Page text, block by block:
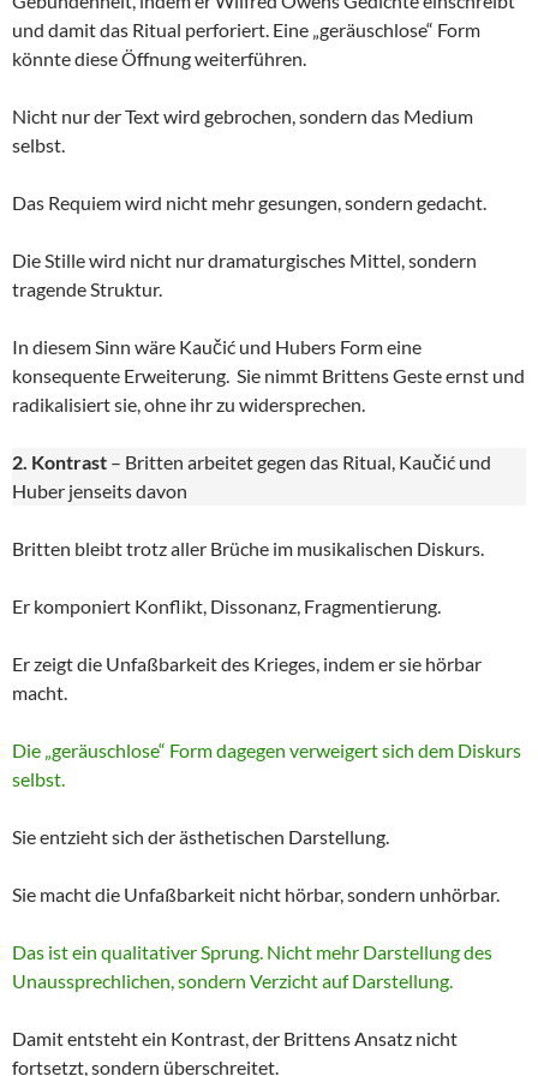
und damit das Ritual perforiert. Eine „geräuschlose“ Form
könnte diese Öffnung weiterführen.
Nicht nur der Text wird gebrochen, sondern das Medium
selbst.
Das Requiem wird nicht mehr gesungen, sondern gedacht.
Die Stille wird nicht nur dramaturgisches Mittel, sondern
tragende Struktur.
In diesem Sinn wäre Kaučić und Hubers Form eine
konsequente Erweiterung. Sie nimmt Brittens Geste ernst und
radikalisiert sie, ohne ihr zu widersprechen.
2. Kontrast – Britten arbeitet gegen das Ritual, Kaučić und
Huber jenseits davon
Britten bleibt trotz aller Brüche im musikalischen Diskurs.
Er komponiert Konflikt, Dissonanz, Fragmentierung.
Er zeigt die Unfaßbarkeit des Krieges, indem er sie hörbar
macht.
Die „geräuschlose“ Form dagegen verweigert sich dem Diskurs
selbst.
Sie entzieht sich der ästhetischen Darstellung.
Sie macht die Unfaßbarkeit nicht hörbar, sondern unhörbar.
Das ist ein qualitativer Sprung. Nicht mehr Darstellung des
Unaussprechlichen, sondern Verzicht auf Darstellung.
Damit entsteht ein Kontrast, der Brittens Ansatz nicht
fortsetzt, sondern überschreitet.